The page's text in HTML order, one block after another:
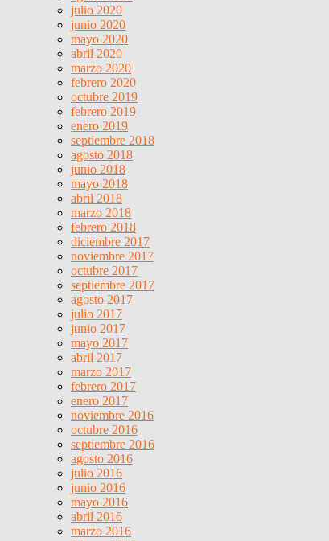
julio 2020
junio 2020
mayo 2020
abril 2020
marzo 2020
febrero 2020
octubre 2019
febrero 2019
enero 2019
septiembre 2018
agosto 2018
junio 2018
mayo 2018
abril 2018
marzo 2018
febrero 2018
diciembre 2017
noviembre 2017
octubre 2017
septiembre 2017
agosto 2017
julio 2017
junio 2017
mayo 2017
abril 2017
marzo 2017
febrero 2017
enero 2017
noviembre 2016
octubre 2016
septiembre 2016
agosto 2016
julio 2016
junio 2016
mayo 2016
abril 2016
marzo 2016